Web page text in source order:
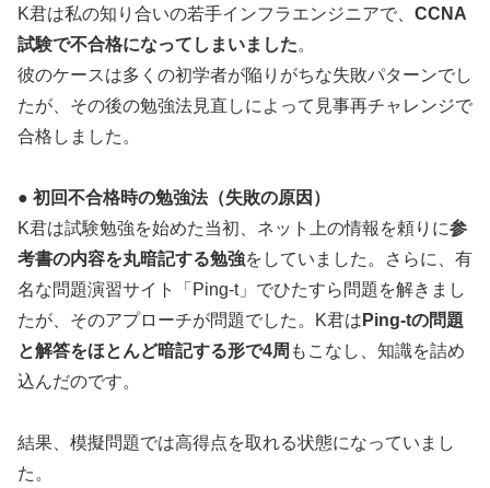
K君は私の知り合いの若手インフラエンジニアで、 CCNA
試験で不合格になってしまいました。
彼のケースは多くの初学者が陥りがちな失敗パターンでし
たが、その後の勉強法見直しによって見事再チャレンジで
合格しました。
● 初回不合格時の勉強法（失敗の原因）
K君は試験勉強を始めた当初、ネット上の情報を頼りに参
考書の内容を丸暗記する勉強をしていました。さらに、有
名な問題演習サイト「Ping-t」でひたすら問題を解きまし
たが、そのアプローチが問題でした。K君は Ping-tの問題
と解答をほとんど暗記する形で4周 もこなし、知識を詰め
込んだのです。
結果、模擬問題では高得点を取れる状態になっていまし
た。